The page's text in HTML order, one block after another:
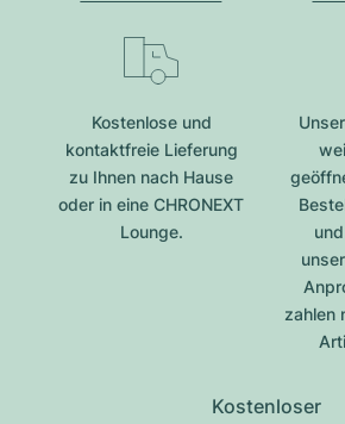
Kostenlose und
kontaktfreie Lieferung
zu Ihnen nach Hause
oder in eine CHRONEXT
Lounge.
zahlen
Kostenloser